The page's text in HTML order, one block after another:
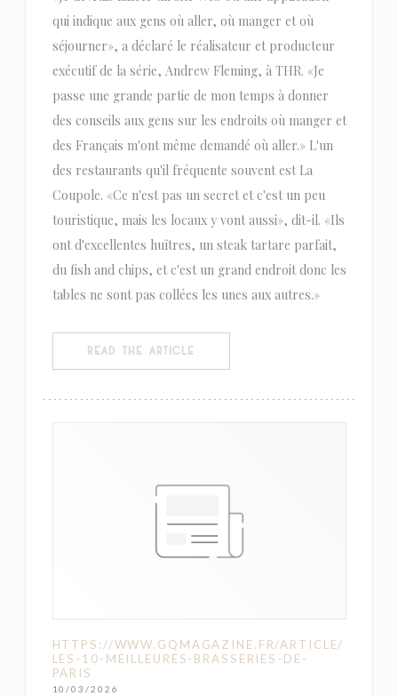
qui indique aux gens où aller, où manger et où
séjourner», a déclaré le réalisateur et producteur
exécutif de la série, Andrew Fleming, à THR. «Je
passe une grande partie de mon temps à donner
des conseils aux gens sur les endroits où manger et
des Français m'ont même demandé où aller.» L'un
des restaurants qu'il fréquente souvent est La
Coupole. «Ce n'est pas un secret et c'est un peu
touristique, mais les locaux y vont aussi», dit-il. «Ils
ont d'excellentes huîtres, un steak tartare parfait,
du fish and chips, et c'est un grand endroit donc les
tables ne sont pas collées les unes aux autres.»
READ THE ARTICLE
HTTPS://WWW.GQMAGAZINE.FR/ARTICLE/
LES-10-MEILLEURES-BRASSERIES-DE-
PARIS
10/03/2026